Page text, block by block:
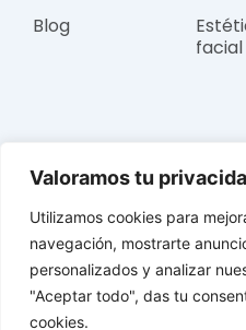
Valoramos tu
Utilizamos cookies para
navegación, mostrarte
personalizados y analizar
"Aceptar todo", das tu
cookies.
Blog
facial
© 2025 Estética Castro